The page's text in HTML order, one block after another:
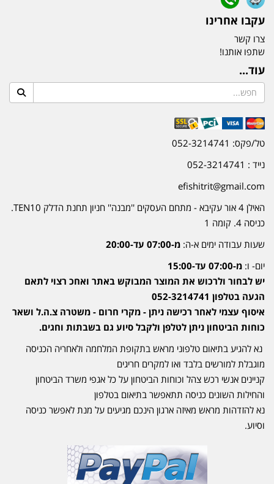
עקבו אחרינו
צרו קשר
שתפו אותנו!
עוד...
טל/פקס: 052-3214741
נייד : 052-3214741
efishitrit@gmail.com
האילן 4 אור עקיבא - מתחם העסקים ''מבנה'' חניון תחנת הדלק TEN10.
כניסה 4. קומה 1
שעות עבודה ימים א-ה: מ-07:00 עד-20:00
יום- ו: מ-07:00 עד-15:00
יש לבחור ולרכוש את המוצר המבוקש באתר ואחכ רצוי לתאם
הגעה בטלפון 052-3214741
איסוף עצמי לאחר רכישה ניתן - מקרי חרום - משטרה צ.ה.ל ושאר
כוחות הביטחון ניתן לטלפן ולקבל סיוע גם בשבתות וחגים.
נא להגיע בתיאום טלפוני מראש בתקופת המלחמה ולאחריה הכניסה
מוגבלת למורשים בלבד ואו למקרים חריגים
קניינים אנשי רכש צהל וכוחות הביטחון על כל אגפי משרד הביטחון
והחילות השונים כניסה תתאפשר בתיאום בטלפון
נא להזדהות מראש מאיזה ארגון הינכם מגיעים על מנת לאפשר כניסה
וסיוע.